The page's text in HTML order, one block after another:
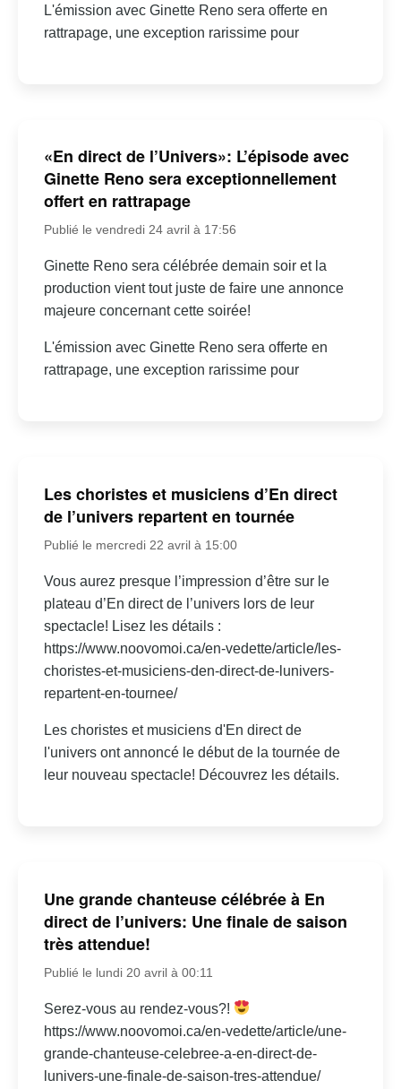
L'émission avec Ginette Reno sera offerte en
rattrapage, une exception rarissime pour
«En direct de l’Univers»: L’épisode avec
Ginette Reno sera exceptionnellement
offert en rattrapage
Publié le vendredi 24 avril à 17:56
Ginette Reno sera célébrée demain soir et la
production vient tout juste de faire une annonce
majeure concernant cette soirée!
L'émission avec Ginette Reno sera offerte en
rattrapage, une exception rarissime pour
Les choristes et musiciens d’En direct
de l’univers repartent en tournée
Publié le mercredi 22 avril à 15:00
Vous aurez presque l’impression d’être sur le
plateau d’En direct de l’univers lors de leur
spectacle! Lisez les détails :
https://www.noovomoi.ca/en-vedette/article/les-
choristes-et-musiciens-den-direct-de-lunivers-
repartent-en-tournee/
Les choristes et musiciens d'En direct de
l'univers ont annoncé le début de la tournée de
leur nouveau spectacle! Découvrez les détails.
Une grande chanteuse célébrée à En
direct de l’univers: Une finale de saison
très attendue!
Publié le lundi 20 avril à 00:11
Serez-vous au rendez-vous?!
https://www.noovomoi.ca/en-vedette/article/une-
grande-chanteuse-celebree-a-en-direct-de-
lunivers-une-finale-de-saison-tres-attendue/